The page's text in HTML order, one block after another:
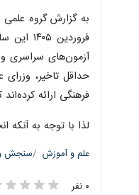
حداقل تاخیر،
فرهنگی ارائه
لذا با توجه به
علم و آموزش سنجش
۰ نفر